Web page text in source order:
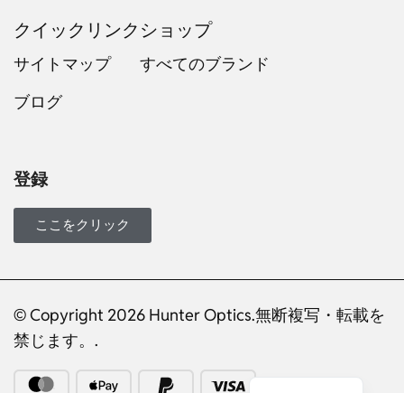
クイックリンク
サイトマップ
ブログ
ショップ
すべてのブランド
登録
ここをクリック
© Copyright 2026 Hunter Optics.無断複写・転載を
禁じます。.
German
Portuguese